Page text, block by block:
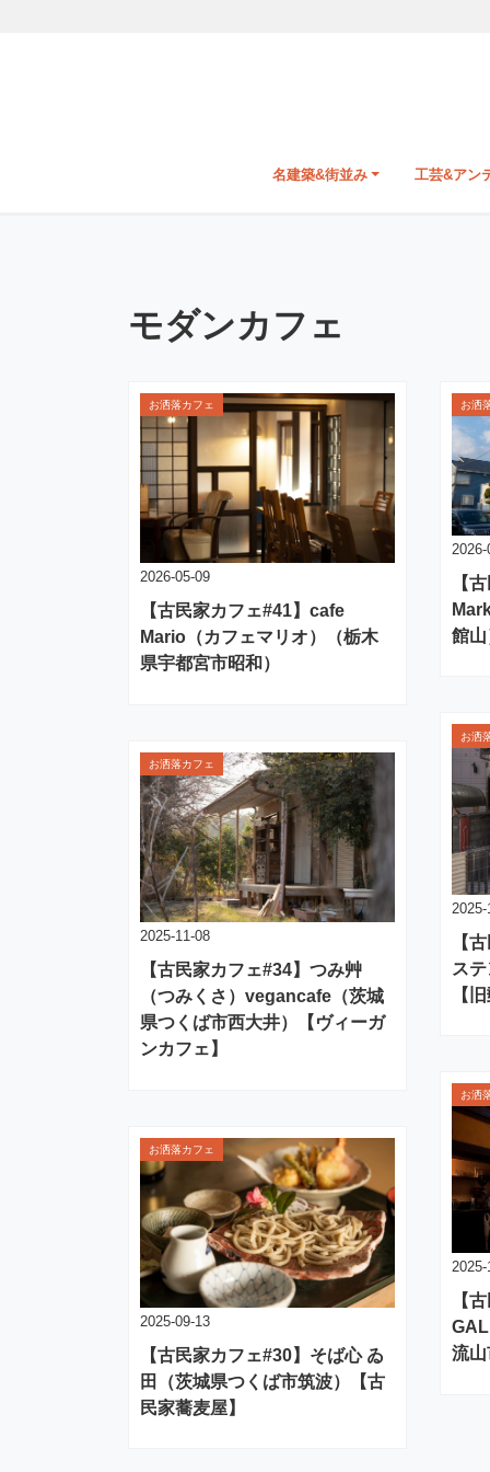
名建築&街並み 工芸&アン
モダンカフェ
2026-05-09
お洒落カフェ
【古民家カフェ#41】cafe
Mario（カフェマリオ）（栃木
県宇都宮市昭和）
お洒
【
館
お洒
【
ス
【
2025-11-08
お洒落カフェ
【古民家カフェ#34】つみ艸
（つみくさ）vegancafe（茨城
県つくば市西大井）【ヴィーガ
ンカフェ】
2025-
お洒
【
流
2025-09-13
お洒落カフェ
【古民家カフェ#30】そば心 ゐ
田（茨城県つくば市筑波）【古
民家蕎麦屋】